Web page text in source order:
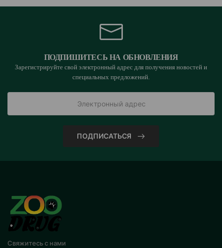
ПОДПИШИТЕСЬ НА ОБНОВЛЕНИЯ
Зарегистрируйте свой электронный адрес для получения новостей и
специальных предложений.
ПОДПИСАТЬСЯ
Свяжитесь с нами